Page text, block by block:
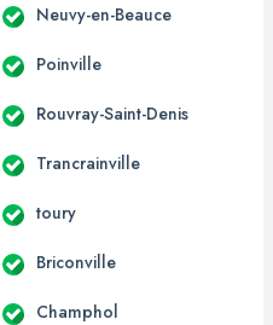
Neuvy-en-Beauce
Poinville
Rouvray-Saint-Denis
Trancrainville
toury
Briconville
Champhol